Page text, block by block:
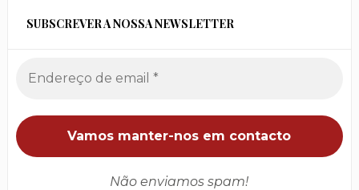
SUBSCREVER A NOSSA NEWSLETTER
Não enviamos spam!